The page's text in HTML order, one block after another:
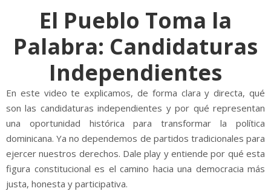
El Pueblo Toma la
Palabra: Candidaturas
Independientes
En este video te explicamos, de forma clara y directa, qué
son las candidaturas independientes y por qué representan
una oportunidad histórica para transformar la política
dominicana. Ya no dependemos de partidos tradicionales para
ejercer nuestros derechos. Dale play y entiende por qué esta
figura constitucional es el camino hacia una democracia más
justa, honesta y participativa.